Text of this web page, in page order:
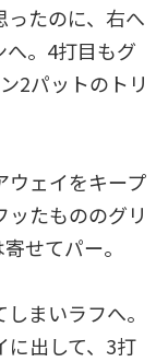
ったのに、右へ
へ。4打目もグ
2パットのトリ
ウェイをキープ
ッたもののグリ
せてパー。
まいラフへ。
に出して、3打